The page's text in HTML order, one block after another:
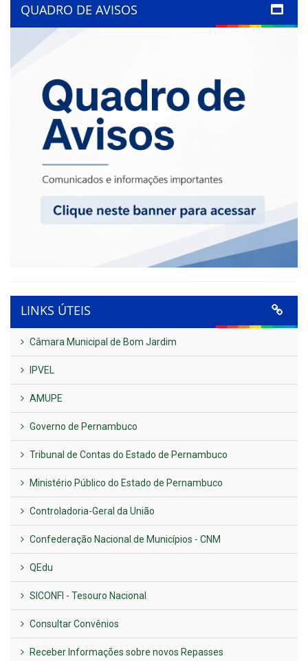
QUADRO DE AVISOS
LINKS ÚTEIS
Câmara Municipal de Bom Jardim
IPVEL
AMUPE
Governo de Pernambuco
Tribunal de Contas do Estado de Pernambuco
Ministério Público do Estado de Pernambuco
Controladoria-Geral da União
Confederação Nacional de Municípios - CNM
QEdu
SICONFI - Tesouro Nacional
Consultar Convênios
Receber Informações sobre novos Repasses